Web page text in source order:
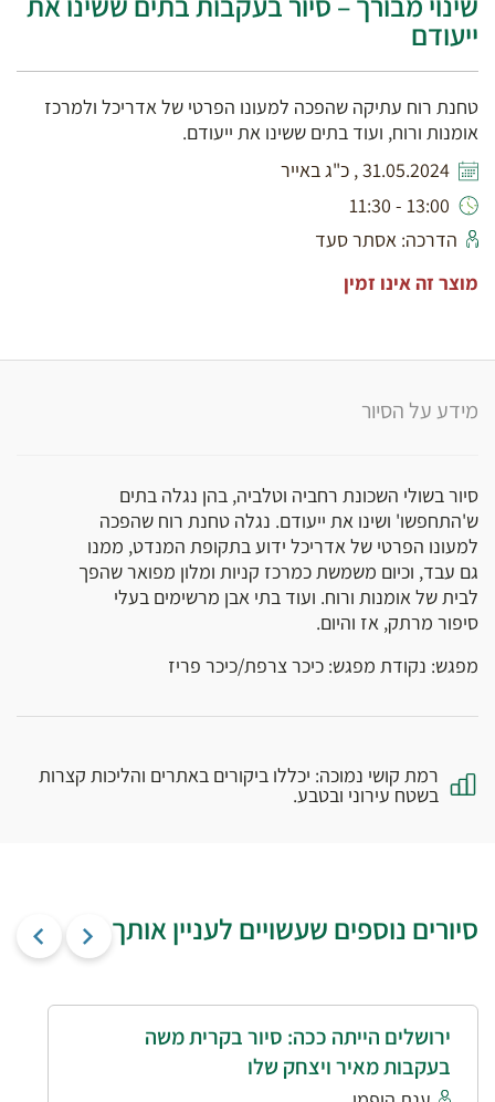
ייעודם
טחנת רוח עתיקה שהפכה למעונו הפרטי של אדריכל ולמרכז
אומנות ורוח, ועוד בתים ששינו את ייעודם.
31.05.2024 , כ"ג באייר
13:00 - 11:30
הדרכה: אסתר סעד
מוצר זה אינו זמין
מידע על הסיור
סיור בשולי השכונת רחביה וטלביה, בהן נגלה בתים
ש'התחפשו' ושינו את ייעודם. נגלה טחנת רוח שהפכה
למעונו הפרטי של אדריכל ידוע בתקופת המנדט, ממנו
גם עבד, וכיום משמשת כמרכז קניות ומלון מפואר שהפך
לבית של אומנות ורוח. ועוד בתי אבן מרשימים בעלי
סיפור מרתק, אז והיום.
מפגש: נקודת מפגש: כיכר צרפת/כיכר פריז
רמת קושי נמוכה: יכללו ביקורים באתרים והליכות קצרות
בשטח עירוני ובטבע.
סיורים נוספים שעשויים לעניין אותך
ירושלים הייתה ככה: סיור בקרית משה
בעקבות מאיר ויצחק שלו